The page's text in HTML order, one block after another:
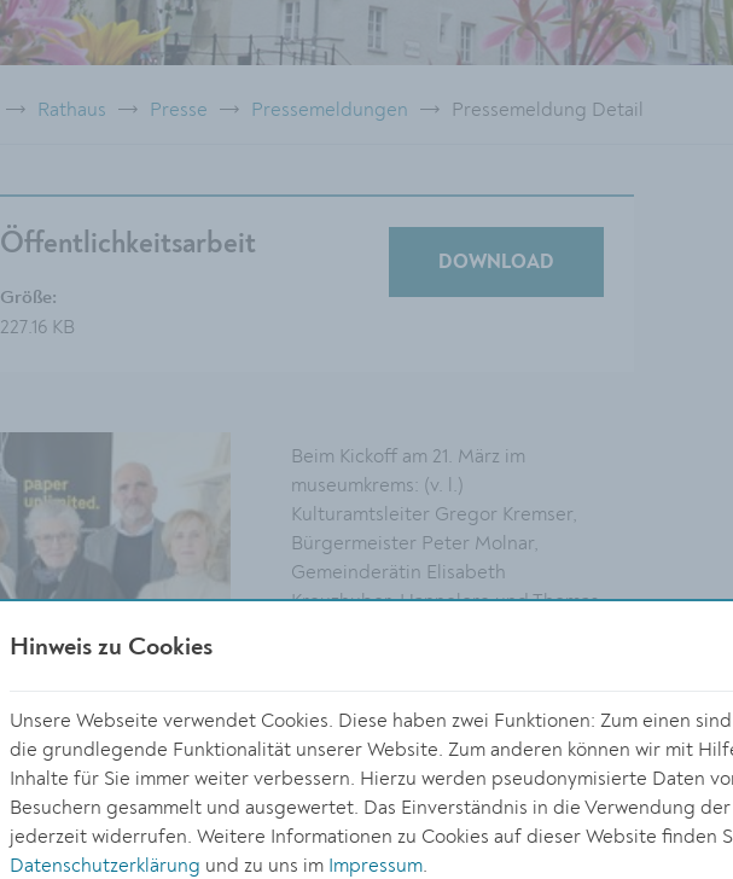
Rathaus Presse Pressemeldungen Pressemeldung Detail
Öffentlichkeitsarbeit
Größe:
227.16 KB
DOWNLOAD
Beim Kickoff am 21. März im
museumkrems: (v. l.)
Kulturamtsleiter Gregor Kremser,
Bürgermeister Peter Molnar,
Gemeinderätin Elisabeth
Kreuzhuber, Hannelore und Thomas
6720 x 4480 Px
6.91 MB
© Stadt Krems
Hinweis zu Cookies
Unsere Webseite verwendet Cookies. Diese haben zwei Funktionen: Zum einen
die grundlegende Funktionalität unserer Website. Zum anderen können wir mit
Inhalte für Sie immer weiter verbessern. Hierzu werden pseudonymisierte Daten
Besuchern gesammelt und ausgewertet. Das Einverständnis in die Verwendung der
jederzeit widerrufen. Weitere Informationen zu Cookies auf dieser Website finden
Datenschutzerklärung und zu uns im Impressum.